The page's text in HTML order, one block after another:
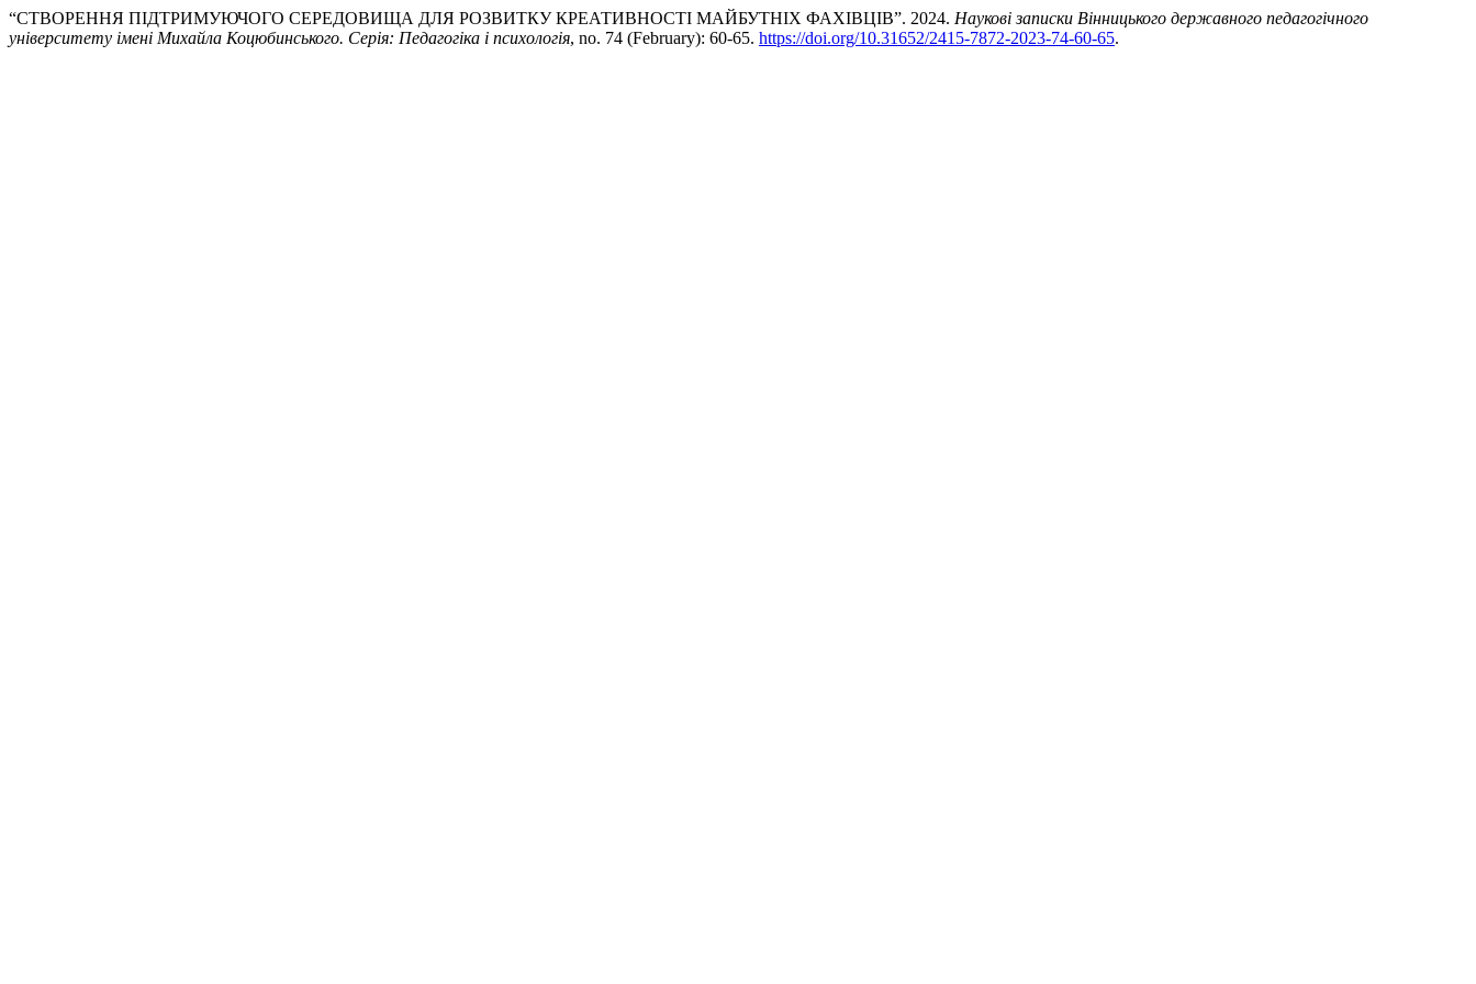
“СТВОРЕННЯ ПІДТРИМУЮЧОГО СЕРЕДОВИЩА ДЛЯ РОЗВИТКУ КРЕАТИВНОСТІ МАЙБУТНІХ ФАХІВЦІВ”. 2024. Наукові записки Вінницького державного педагогічного
університету імені Михайла Коцюбинського. Серія: Педагогіка і психологія, no. 74 (February): 60-65. https://doi.org/10.31652/2415-7872-2023-74-60-65.